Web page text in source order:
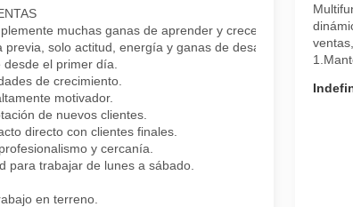
muchas ganas de aprender y crecer?
previa, solo actitud, energía y ganas de desarrollarte
el primer día.
de crecimiento.
motivador.
de nuevos clientes.
directo con clientes finales.
y cercanía.
para trabajar de lunes a sábado.
en terreno.